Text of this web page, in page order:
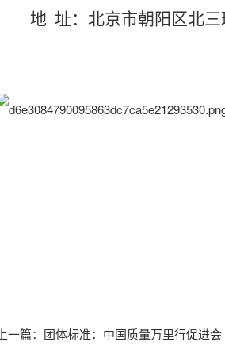
地 址：北京市朝阳区北
上一篇： 团体标准：中国质量万里行促进